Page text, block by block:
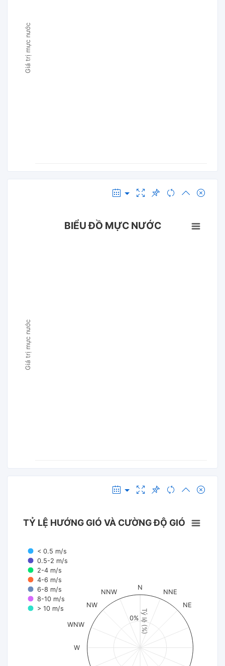
Giá trị mực nước
Giá trị mực nước
BIỂU ĐỒ MỰC NƯỚC
Tỷ lệ (%)
TỶ LỆ HƯỚNG GIÓ VÀ CƯỜNG ĐỘ GIÓ
< 0.5 m/s
0.5-2 m/s
2-4 m/s
4-6 m/s
6-8 m/s
8-10 m/s
> 10 m/s
N
NNE
NE
W
WNW
NW
NNW
0%